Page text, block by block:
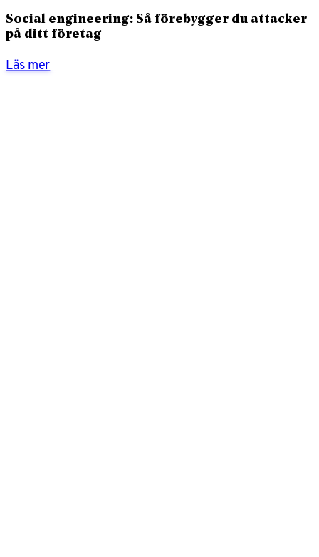
Social engineering: Så förebygger du attacker
på ditt företag
Läs mer